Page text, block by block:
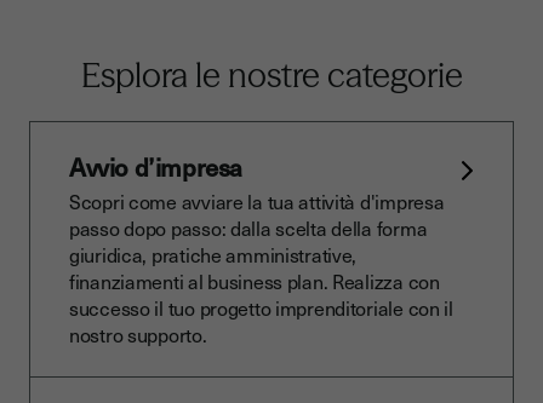
Esplora le nostre categorie
Avvio d’impresa
Scopri come avviare la tua attività d'impresa
passo dopo passo: dalla scelta della forma
giuridica, pratiche amministrative,
finanziamenti al business plan. Realizza con
successo il tuo progetto imprenditoriale con il
nostro supporto.